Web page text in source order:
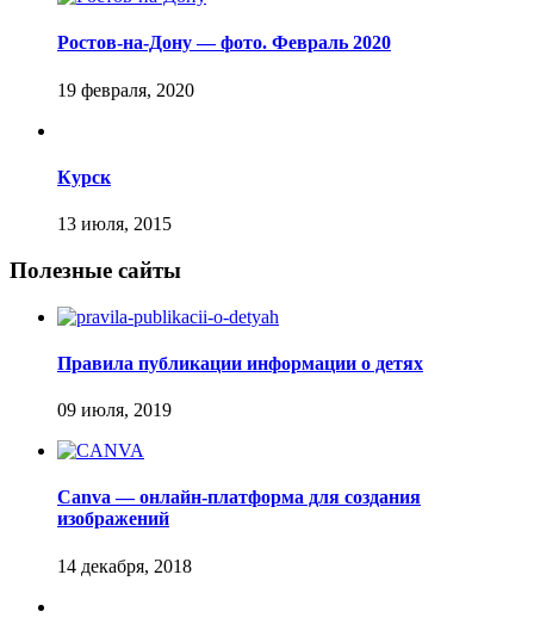
Ростов-на-Дону — фото. Февраль 2020
Курск
Полезные сайты
Правила публикации информации о детях
Canva — онлайн-платформа для создания
изображений